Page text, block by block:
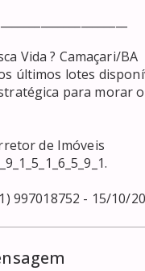
Vida ? Camaçari/BA
últimos lotes
para morar
de Imóveis
997018752 - 15/10/